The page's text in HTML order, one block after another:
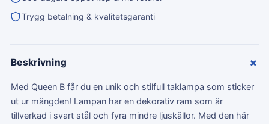
Trygg betalning & kvalitetsgaranti
Beskrivning +
Med Queen B får du en unik och stilfull taklampa som sticker
ut ur mängden! Lampan har en dekorativ ram som är
tillverkad i svart stål och fyra mindre ljuskällor. Med den här